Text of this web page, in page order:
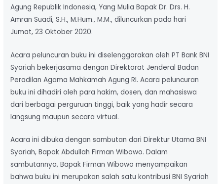
Agung Republik Indonesia, Yang Mulia Bapak Dr. Drs. H.
Amran Suadi, S.H., M.Hum., M.M., diluncurkan pada hari
Jumat, 23 Oktober 2020.
Acara peluncuran buku ini diselenggarakan oleh PT Bank BNI
Syariah bekerjasama dengan Direktorat Jenderal Badan
Peradilan Agama Mahkamah Agung RI. Acara peluncuran
buku ini dihadiri oleh para hakim, dosen, dan mahasiswa
dari berbagai perguruan tinggi, baik yang hadir secara
langsung maupun secara virtual.
Acara ini dibuka dengan sambutan dari Direktur Utama BNI
Syariah, Bapak Abdullah Firman Wibowo. Dalam
sambutannya, Bapak Firman Wibowo menyampaikan
bahwa buku ini merupakan salah satu kontribusi BNI Syariah